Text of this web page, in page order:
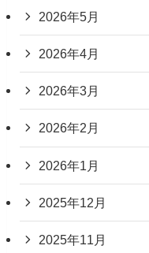
2026年5月
2026年4月
2026年3月
2026年2月
2026年1月
2025年12月
2025年11月